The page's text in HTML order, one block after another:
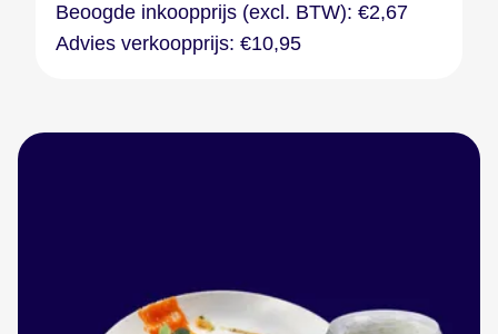
Beoogde inkoopprijs (excl. BTW): €2,67
Advies verkoopprijs: €10,95